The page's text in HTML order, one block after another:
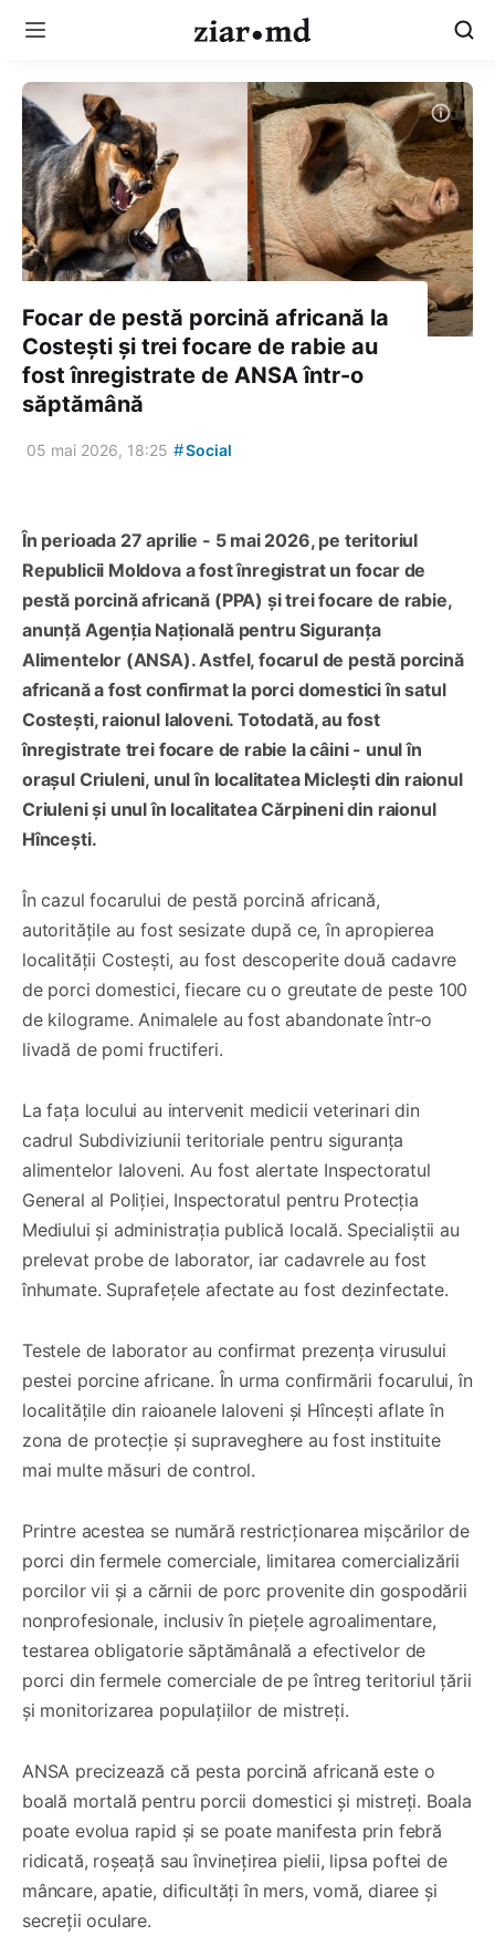
Focar de pestă porcină africană la
Costești și trei focare de rabie au
fost înregistrate de ANSA într-o
săptămână
05 mai 2026, 18:25 #Social
În perioada 27 aprilie - 5 mai 2026, pe teritoriul
Republicii Moldova a fost înregistrat un focar de
pestă porcină africană (PPA) și trei focare de rabie,
anunță Agenția Națională pentru Siguranța
Alimentelor (ANSA). Astfel, focarul de pestă porcină
africană a fost confirmat la porci domestici în satul
Costești, raionul Ialoveni. Totodată, au fost
înregistrate trei focare de rabie la câini - unul în
orașul Criuleni, unul în localitatea Miclești din raionul
Criuleni și unul în localitatea Cărpineni din raionul
Hîncești.
În cazul focarului de pestă porcină africană,
autoritățile au fost sesizate după ce, în apropierea
localității Costești, au fost descoperite două cadavre
de porci domestici, fiecare cu o greutate de peste 100
de kilograme. Animalele au fost abandonate într-o
livadă de pomi fructiferi.
La fața locului au intervenit medicii veterinari din
cadrul Subdiviziunii teritoriale pentru siguranța
alimentelor Ialoveni. Au fost alertate Inspectoratul
General al Poliției, Inspectoratul pentru Protecția
Mediului și administrația publică locală. Specialiștii au
prelevat probe de laborator, iar cadavrele au fost
înhumate. Suprafețele afectate au fost dezinfectate.
Testele de laborator au confirmat prezența virusului
pestei porcine africane. În urma confirmării focarului, în
localitățile din raioanele Ialoveni și Hîncești aflate în
zona de protecție și supraveghere au fost instituite
mai multe măsuri de control.
Printre acestea se numără restricționarea mișcărilor de
porci din fermele comerciale, limitarea comercializării
porcilor vii și a cărnii de porc provenite din gospodării
nonprofesionale, inclusiv în piețele agroalimentare,
testarea obligatorie săptămânală a efectivelor de
porci din fermele comerciale de pe întreg teritoriul țării
și monitorizarea populațiilor de mistreți.
ANSA precizează că pesta porcină africană este o
boală mortală pentru porcii domestici și mistreți. Boala
poate evolua rapid și se poate manifesta prin febră
ridicată, roșeață sau învinețirea pielii, lipsa poftei de
mâncare, apatie, dificultăți în mers, vomă, diaree și
secreții oculare.